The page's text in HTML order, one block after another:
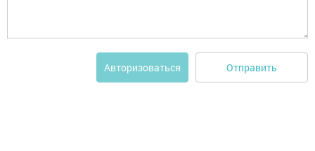
Авторизоваться Отправить